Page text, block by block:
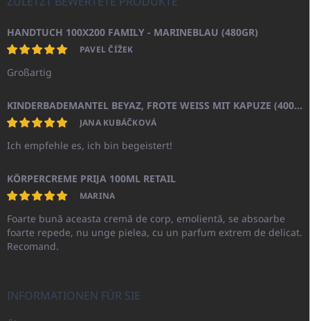
HANDTUCH 100X200 FAMILY - MARINEBLAU (480GR)
PAVEL ČÍŽEK
Großartig
KINDERBADEMANTEL BEYAZ, FROTE WEISS MIT KAPUZE (400GR)
JANA KUBÁČKOVÁ
Ich empfehle es, ich bin begeistert!
KÖRPERCREME PRIJA 100ML RETAIL
MARINA
Foarte bună aceasta cremă de corp, emolientă, se absoarbe
foarte repede, nu unge pielea, cu un parfum extrem de delicat.
Recomand.
INFORMATIONEN FÜR SIE